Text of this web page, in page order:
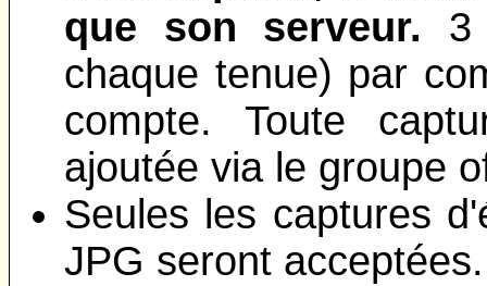
que son serveur. 3
chaque tenue) par
compte. Toute
ajoutée via le groupe
Seules les captures
JPG seront acceptées.